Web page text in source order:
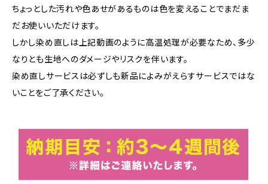
ちょっとした汚れや色あせがあるものは色を変えることでまだま
だお使いいただけます。
しかし染め直しは上記動画のように高温処理が必要なため、多少
なりとも生地へのダメージやリスクを伴います。
染め直しサービスは必ずしも新品によみがえらすサービスではな
いことをご了承ください。